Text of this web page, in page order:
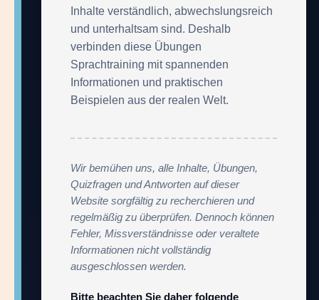
Inhalte verständlich, abwechslungsreich
und unterhaltsam sind. Deshalb
verbinden diese Übungen
Sprachtraining mit spannenden
Informationen und praktischen
Beispielen aus der realen Welt.
Wir bemühen uns, alle Inhalte, Übungen,
Quizfragen und Antworten auf dieser
Website sorgfältig zu recherchieren und
regelmäßig zu überprüfen. Dennoch können
Fehler, Missverständnisse oder veraltete
Informationen nicht vollständig
ausgeschlossen werden.
Bitte beachten Sie daher folgende